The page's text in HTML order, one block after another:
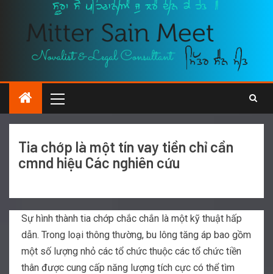
Tia chớp là một tín vay tiền chỉ cần
cmnd hiệu Các nghiên cứu
Sự hình thành tia chớp chắc chắn là một kỹ thuật hấp
dẫn. Trong loại thông thường, bu lông tăng áp bao gồm
một số lượng nhỏ các tổ chức thuộc các tổ chức tiền
thân được cung cấp năng lượng tích cực có thể tìm